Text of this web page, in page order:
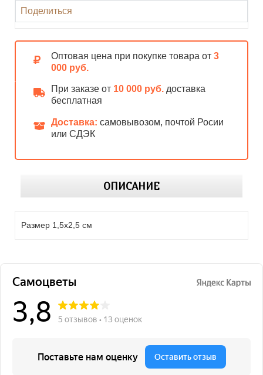
Поделиться
Оптовая цена при покупке товара от 3
000 руб.
При заказе от 10 000 руб. доставка
бесплатная
Доставка: самовывозом, почтой Росии
или СДЭК
ОПИСАНИЕ
Размер 1,5х2,5 см